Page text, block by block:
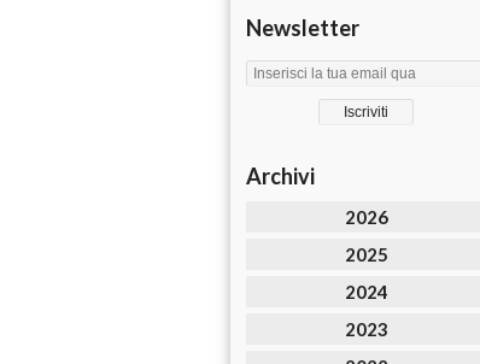
Newsletter
Archivi
2026
2025
2024
2023